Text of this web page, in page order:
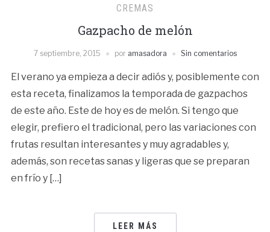
CREMAS
Gazpacho de melón
7 septiembre, 2015 por amasadora Sin comentarios
El verano ya empieza a decir adiós y, posiblemente con
esta receta, finalizamos la temporada de gazpachos
de este año. Este de hoy es de melón. Si tengo que
elegir, prefiero el tradicional, pero las variaciones con
frutas resultan interesantes y muy agradables y,
además, son recetas sanas y ligeras que se preparan
en frío y […]
LEER MÁS